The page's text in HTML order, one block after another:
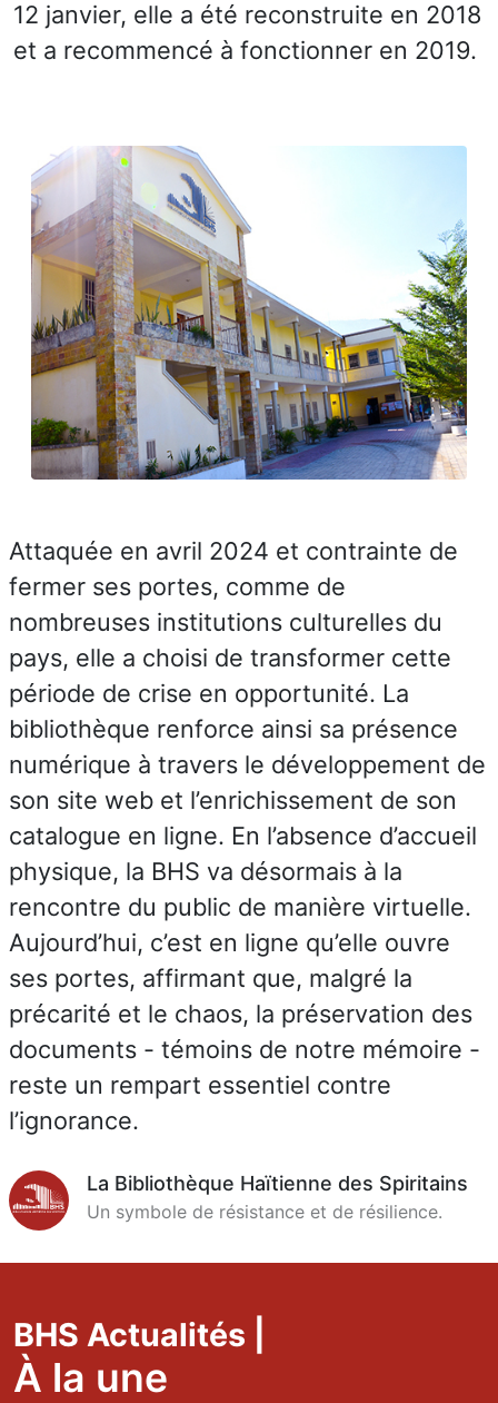
12 janvier, elle a été reconstruite en 2018
et a recommencé à fonctionner en 2019.
Attaquée en avril 2024 et contrainte de
fermer ses portes, comme de
nombreuses institutions culturelles du
pays, elle a choisi de transformer cette
période de crise en opportunité. La
bibliothèque renforce ainsi sa présence
numérique à travers le développement de
son site web et l’enrichissement de son
catalogue en ligne. En l’absence d’accueil
physique, la BHS va désormais à la
rencontre du public de manière virtuelle.
Aujourd’hui, c’est en ligne qu’elle ouvre
ses portes, affirmant que, malgré la
précarité et le chaos, la préservation des
documents - témoins de notre mémoire -
reste un rempart essentiel contre
l’ignorance.
La Bibliothèque Haïtienne des Spiritains
Un symbole de résistance et de résilience.
BHS Actualités |
À la une